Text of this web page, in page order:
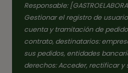
Responsable:
Gestionar el registro de
cuenta y tramitación de
contrato, destinatarios:
sus pedidos, entidades
derechos: Acceder, rectificar